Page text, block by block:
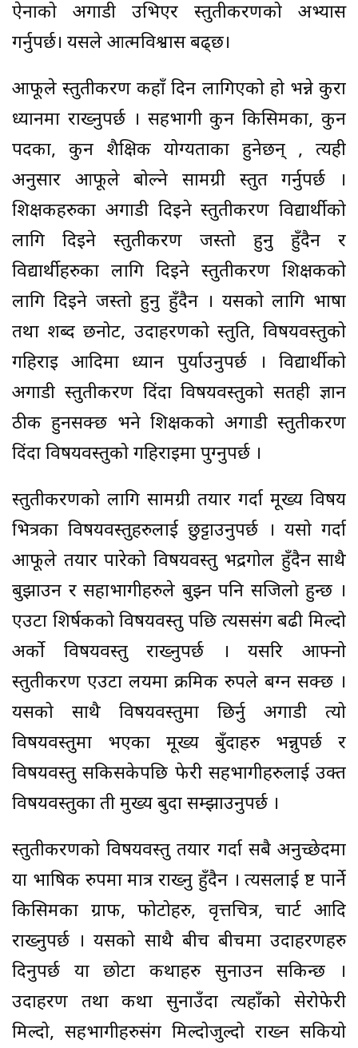
ऐनाको अगाडी उभिएर प्रस्तुतीकरणको अभ्यास
गर्नुपर्छ। यसले आत्मविश्वास बढ्छ।
आफूले प्रस्तुतीकरण कहाँ दिन लागिएको हो भन्ने कुरा
ध्यानमा राख्नुपर्छ । सहभागी कुन किसिमका, कुन
पदका, कुन शैक्षिक योग्यताका हुनेछन् , त्यही
अनुसार आफूले बोल्ने सामग्री प्रस्तुत गर्नुपर्छ ।
शिक्षकहरुका अगाडी दिइने प्रस्तुतीकरण विद्यार्थीको
लागि दिइने प्रस्तुतीकरण जस्तो हुनु हुँदैन र
विद्यार्थीहरुका लागि दिइने प्रस्तुतीकरण शिक्षकको
लागि दिइने जस्तो हुनु हुँदैन । यसको लागि भाषा
तथा शब्द छनोट, उदाहरणको प्रस्तुति, विषयवस्तुको
गहिराइ आदिमा ध्यान पुर्याउनुपर्छ । विद्यार्थीको
अगाडी प्रस्तुतीकरण दिंदा विषयवस्तुको सतही ज्ञान
ठीक हुनसक्छ भने शिक्षकको अगाडी प्रस्तुतीकरण
दिंदा विषयवस्तुको गहिराइमा पुग्नुपर्छ ।
प्रस्तुतीकरणको लागि सामग्री तयार गर्दा मूख्य विषय
भित्रका विषयवस्तुहरुलाई छुट्टाउनुपर्छ । यसो गर्दा
आफूले तयार पारेको विषयवस्तु भद्रगोल हुँदैन साथै
बुझाउन र सहाभागीहरुले बुझ्न पनि सजिलो हुन्छ ।
एउटा शिर्षकको विषयवस्तु पछि त्यससंग बढी मिल्दो
अर्को विषयवस्तु राख्नुपर्छ । यसरि आफ्नो
प्रस्तुतीकरण एउटा लयमा क्रमिक रुपले बग्न सक्छ ।
यसको साथै विषयवस्तुमा छिर्नु अगाडी त्यो
विषयवस्तुमा भएका मूख्य बुँदाहरु भन्नुपर्छ र
विषयवस्तु सकिसकेपछि फेरी सहभागीहरुलाई उक्त
विषयवस्तुका ती मुख्य बुदा सम्झाउनुपर्छ ।
प्रस्तुतीकरणको विषयवस्तु तयार गर्दा सबै अनुच्छेदमा
या भाषिक रुपमा मात्र राख्नु हुँदैन । त्यसलाई प्रष्ट पार्ने
किसिमका ग्राफ, फोटोहरु, वृत्तचित्र, चार्ट आदि
राख्नुपर्छ । यसको साथै बीच बीचमा उदाहरणहरु
दिनुपर्छ या छोटा कथाहरु सुनाउन सकिन्छ ।
उदाहरण तथा कथा सुनाउँदा त्यहाँको सेरोफेरी
मिल्दो, सहभागीहरुसंग मिल्दोजुल्दो राख्न सकियो